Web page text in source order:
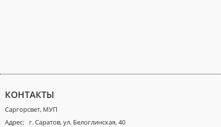
КОНТАКТЫ
Саргорсвет, МУП
Адрес:
г. Саратов, ул. Белоглинская, 40